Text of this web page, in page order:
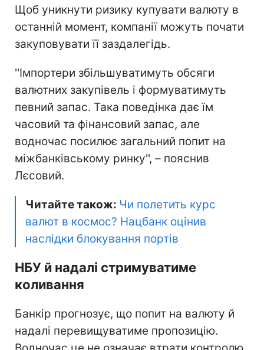
Щоб уникнути ризику купувати валюту в
останній момент, компанії можуть почати
закуповувати її заздалегідь.
''Імпортери збільшуватимуть обсяги
валютних закупівель і формуватимуть
певний запас. Така поведінка дає їм
часовий та фінансовий запас, але
водночас посилює загальний попит на
міжбанківському ринку'', – пояснив
Лєсовий.
Читайте також: Чи полетить курс
валют в космос? Нацбанк оцінив
наслідки блокування портів
НБУ й надалі стримуватиме
коливання
Банкір прогнозує, що попит на валюту й
надалі перевищуватиме пропозицію.